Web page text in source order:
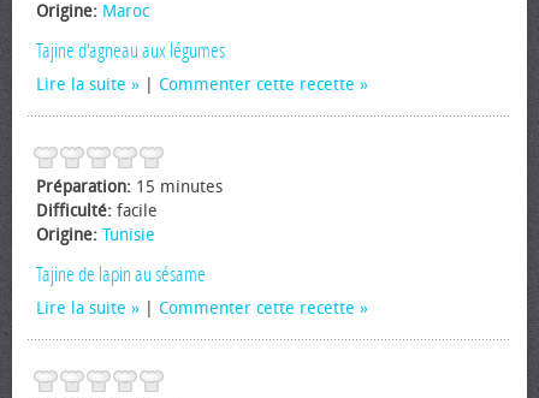
Origine: Maroc
Tajine d'agneau aux légumes
Lire la suite Commenter cette recette
Préparation: 15 minutes
Difficulté: facile
Origine: Tunisie
Tajine de lapin au sésame
Lire la suite Commenter cette recette